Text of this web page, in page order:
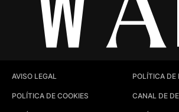
AVISO LEGAL POLÍTICA DE
POLÍTICA DE COOKIES CANAL DE